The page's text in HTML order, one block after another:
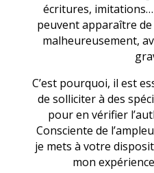
écritures,
peuvent apparaître
malheureusement,
C’est pourquoi, il est
de solliciter à des
pour en vérifier
Consciente de
je mets à votre
mon